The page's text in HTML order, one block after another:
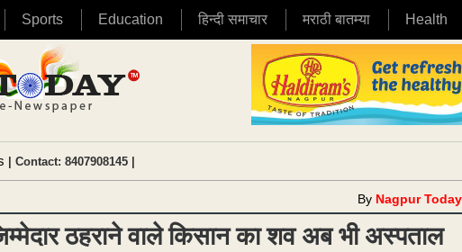
Sports Education हिन्दी समाचार मराठी बातम्या Health
| Contact: 8407908145 |
By Nagpur Today
ठहराने वाले किसान का शव अब भी अस्पताल